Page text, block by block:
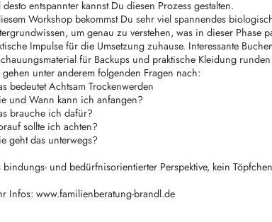
desto entspannter kannst Du diesen Prozess gestalten.
Workshop bekommst Du sehr viel spannendes
um genau zu verstehen, was in dieser Phase
Impulse für die Umsetzung zuhause. Interessante
für Backups und praktische Kleidung
unter anderem folgenden Fragen nach:
bedeutet Achtsam Trockenwerden
und Wann kann ich anfangen?
brauche ich dafür?
sollte ich achten?
geht das unterwegs?
bindungs- und bedürfnisorientierter Perspektive, kein
Infos: www.familienberatung-brandl.de